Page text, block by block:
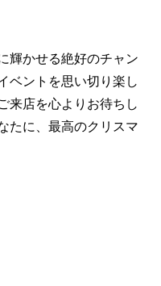
輝かせる絶好のチャン
ベントを思い切り楽し
来店を心よりお待ちし
たに、最高のクリスマ